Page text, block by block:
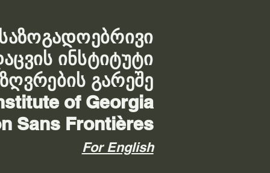
ინსტიტუტი
გარეშე
of Georgia
Sans Frontières
For English